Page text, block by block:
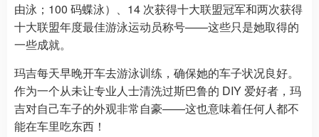
由泳；100 码蝶泳）、14 次获得十大联盟冠军和两次获得
十大联盟年度最佳游泳运动员称号——这些只是她取得的
一些成就。
玛吉每天早晚开车去游泳训练，确保她的车子状况良好。
作为一个从未让专业人士清洗过斯巴鲁的 DIY 爱好者，玛
吉对自己车子的外观非常自豪——这也意味着任何人都不
能在车里吃东西！